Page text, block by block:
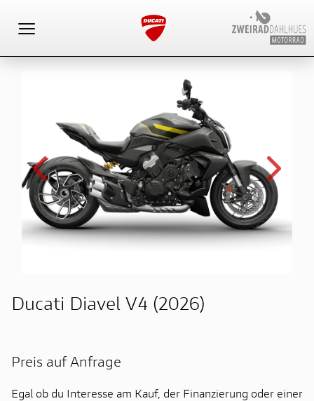
Ducati Diavel V4 (2026)
Preis auf Anfrage
Egal ob du Interesse am Kauf, der Finanzierung oder einer